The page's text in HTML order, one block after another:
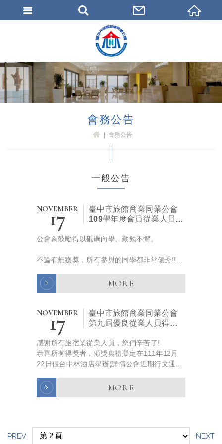
會務公告
會務公告
一般公告
NOVEMBER
17
臺中市旅館商業同業公會
109學年度會員從業人員子
公會為鼓勵得以砥礪向學、勤勉不懈。
不論有無獲獎，所有參與的同學都非常優秀!!
也請大家為所有參與孩子們掌聲鼓勵!!!
MORE
NOVEMBER
17
臺中市旅館商業同業公會
第九屆優良從業人員得獎
感謝所有旅宿業從業人員，您們辛苦了!
恭喜所有得獎者，頒獎典禮擬定在111年12月
22日假台中林酒店舉辦(詳情公會近期行文通
MORE
PREV NEXT